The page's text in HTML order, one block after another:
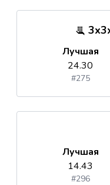
Лучшая
24.30
#275
Лучшая
14.43
#296